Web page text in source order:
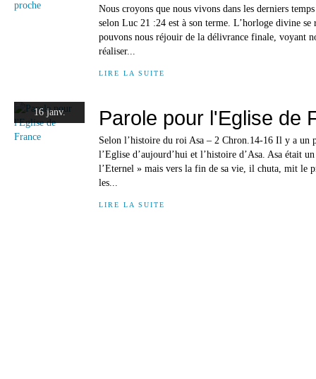
Nous croyons que nous vivons dans les derniers
selon Luc 21 :24 est à son terme. L’horloge divine se
pouvons nous réjouir de la délivrance finale, voyant
réaliser...
LIRE LA SUITE
16 janv. Parole pour l'Eglise de
Selon l’histoire du roi Asa – 2 Chron.14-16 Il y a un
l’Eglise d’aujourd’hui et l’histoire d’Asa. Asa était
l’Eternel » mais vers la fin de sa vie, il chuta, mit le
les...
LIRE LA SUITE